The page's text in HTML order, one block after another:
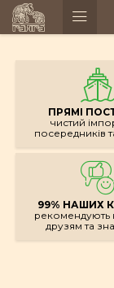
ПРЯМІ
чистий
посередників
99% НАШИХ
рекомендують
друзям та